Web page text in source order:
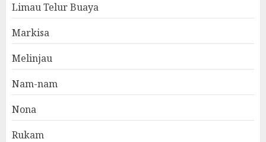
Limau Telur Buaya
Markisa
Melinjau
Nam-nam
Nona
Rukam